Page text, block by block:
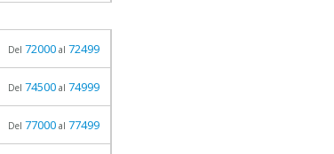
Del 72000 al 72499
Del 74500 al 74999
Del 77000 al 77499